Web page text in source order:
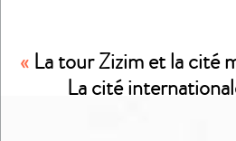
« La tour Zizim et la cité
La cité